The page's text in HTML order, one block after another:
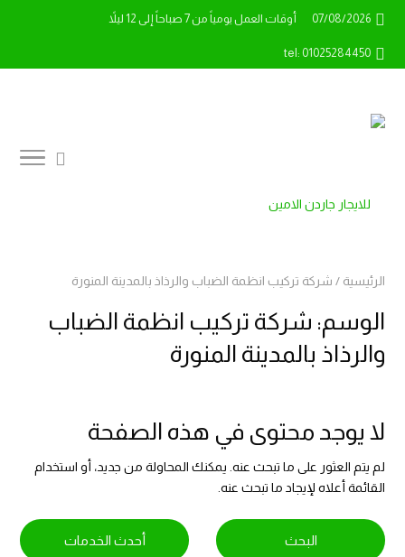
07/08/2026 أوقات العمل يومياً من 7 صباحاً إلى 12 ليلاً
tel: 01025284450
الرئيسية / شركة تركيب انظمة الضباب والرذاذ بالمدينة المنورة
الوسم: شركة تركيب انظمة الضباب
والرذاذ بالمدينة المنورة
لا يوجد محتوى في هذه الصفحة
لم يتم العثور على ما تبحث عنه. يمكنك المحاولة من جديد، أو استخدام
القائمة أعلاه لإيجاد ما تبحث عنه.
البحث أحدث الخدمات